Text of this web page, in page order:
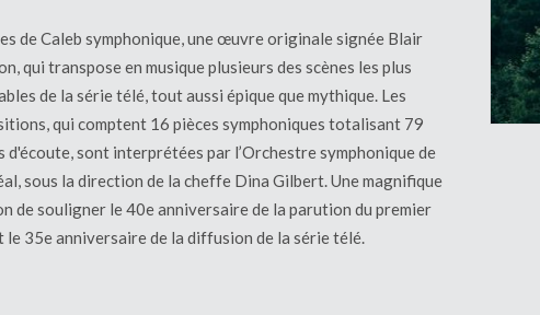
de Caleb symphonique, une œuvre originale signée Blair
qui transpose en musique plusieurs des scènes les plus
de la série télé, tout aussi épique que mythique. Les
qui comptent 16 pièces symphoniques totalisant 79
d'écoute, sont interprétées par l’Orchestre symphonique de
sous la direction de la cheffe Dina Gilbert. Une magnifique
de souligner le 40e anniversaire de la parution du premier
le 35e anniversaire de la diffusion de la série télé.